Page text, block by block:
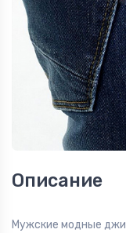
Описание
Мужские модные